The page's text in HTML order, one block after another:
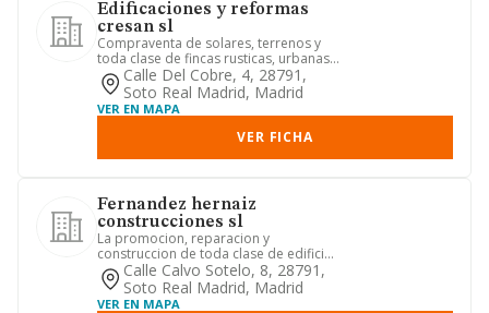
Edificaciones y reformas
cresan sl
Compraventa de solares, terrenos y
toda clase de fincas rusticas, urbanas
pisos locales. apartament...
Calle Del Cobre, 4, 28791,
Soto Real Madrid, Madrid
VER EN MAPA
VER FICHA
Fernandez hernaiz
construcciones sl
La promocion, reparacion y
construccion de toda clase de edificios
y obras, por cuenta propia, ajen...
Calle Calvo Sotelo, 8, 28791,
Soto Real Madrid, Madrid
VER EN MAPA